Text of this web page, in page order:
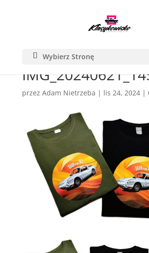
Wybierz Stronę
przez Adam Nietrzeba | lis 24, 2024|